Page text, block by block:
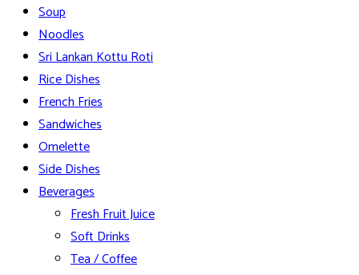
Soup
Noodles
Sri Lankan Kottu Roti
Rice Dishes
French Fries
Sandwiches
Omelette
Side Dishes
Beverages
Fresh Fruit Juice
Soft Drinks
Tea / Coffee